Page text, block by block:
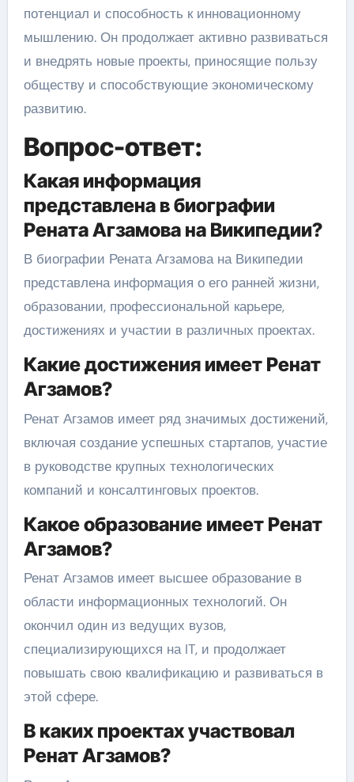
потенциал и способность к инновационному
мышлению. Он продолжает активно развиваться
и внедрять новые проекты, приносящие пользу
обществу и способствующие экономическому
развитию.
Вопрос-ответ:
Какая информация
представлена в биографии
Рената Агзамова на Википедии?
В биографии Рената Агзамова на Википедии
представлена информация о его ранней жизни,
образовании, профессиональной карьере,
достижениях и участии в различных проектах.
Какие достижения имеет Ренат
Агзамов?
Ренат Агзамов имеет ряд значимых достижений,
включая создание успешных стартапов, участие
в руководстве крупных технологических
компаний и консалтинговых проектов.
Какое образование имеет Ренат
Агзамов?
Ренат Агзамов имеет высшее образование в
области информационных технологий. Он
окончил один из ведущих вузов,
специализирующихся на IT, и продолжает
повышать свою квалификацию и развиваться в
этой сфере.
В каких проектах участвовал
Ренат Агзамов?